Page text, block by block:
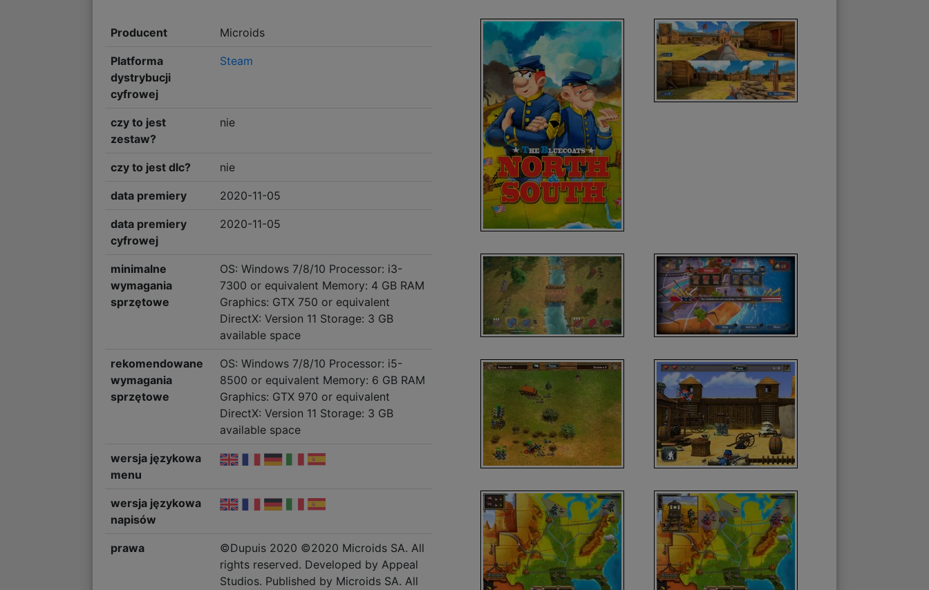
Producent Microids
Platforma
dystrybucji
cyfrowej
Steam
czy to jest
zestaw?
nie
czy to jest dlc? nie
data premiery 2020-11-05
data premiery
cyfrowej
2020-11-05
minimalne
wymagania
sprzętowe
OS: Windows 7/8/10 Processor: i3-
7300 or equivalent Memory: 4 GB RAM
Graphics: GTX 750 or equivalent
DirectX: Version 11 Storage: 3 GB
available space
rekomendowane
wymagania
sprzętowe
OS: Windows 7/8/10 Processor: i5-
8500 or equivalent Memory: 6 GB RAM
Graphics: GTX 970 or equivalent
DirectX: Version 11 Storage: 3 GB
available space
wersja językowa
menu
wersja językowa
napisów
prawa
©Dupuis 2020 ©2020 Microids SA. All
rights reserved. Developed by Appeal
Studios. Published by Microids SA. All